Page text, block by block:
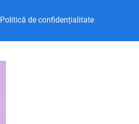
Politică de confidențialitate